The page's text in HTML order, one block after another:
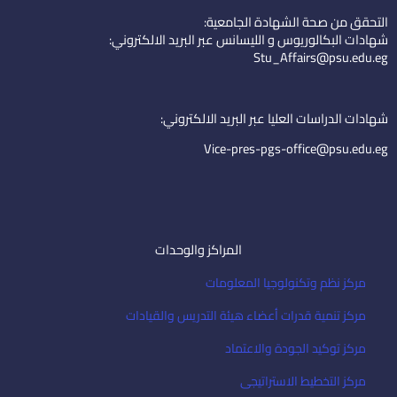
n
-
e
i
l
u
b
e
d
التحقق من صحة الشهادة الجامعية:
شهادات البكالوريوس و الليسانس عبر البريد الالكتروني:
Stu_Affairs@psu.edu.eg
شهادات الدراسات العليا عبر البريد الالكتروني:
Vice-pres-pgs-office@psu.edu.eg
المراكز والوحدات
مركز نظم وتكنولوجيا المعلومات
مركز تنمية قدرات أعضاء هيئة التدريس والقيادات
مركز توكيد الجودة والاعتماد
مركز التخطيط الاستراتيجى